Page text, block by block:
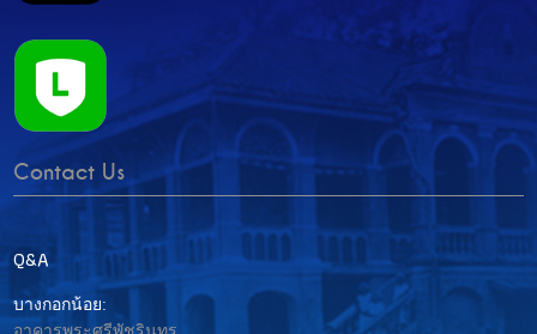
Contact Us
Q&A
บางกอกน้อย: